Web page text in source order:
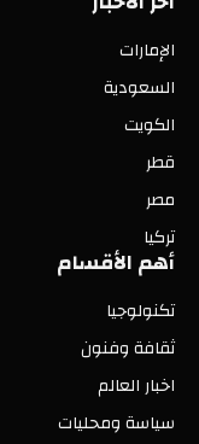
الإمارات
السعودية
الكويت
قطر
مصر
تركيا
أهم الأقسام
تكنولوجيا
ثقافة وفنون
اخبار العالم
سياسة ومحليات